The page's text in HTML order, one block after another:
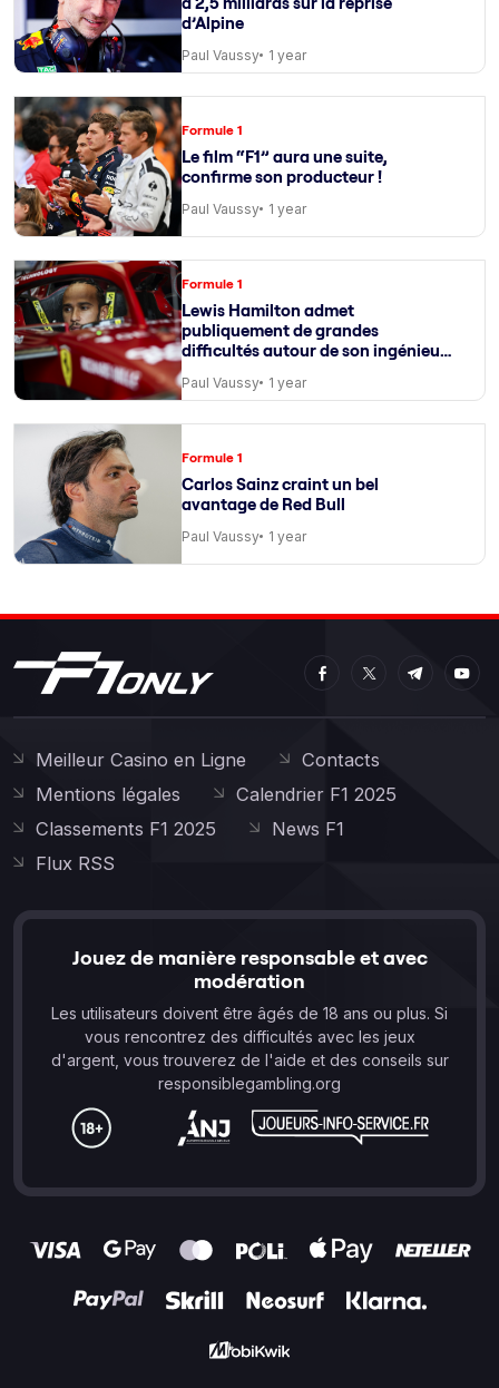
d’Alpine
Paul Vaussy 1 year
Formule 1
Le film “F1” aura une suite,
confirme son producteur !
Paul Vaussy 1 year
Formule 1
Lewis Hamilton admet
publiquement de grandes
difficultés autour de son ingénieur
Paul Vaussy 1 year
Formule 1
Carlos Sainz craint un bel
avantage de Red Bull
Paul Vaussy 1 year
Meilleur Casino en Ligne
Contacts
Mentions légales
Calendrier F1 2025
Classements F1 2025
News F1
Flux RSS
Jouez de manière responsable et avec
modération
Les utilisateurs doivent être âgés de 18 ans ou plus. Si
vous rencontrez des difficultés avec les jeux
d'argent, vous trouverez de l'aide et des conseils sur
responsiblegambling.org